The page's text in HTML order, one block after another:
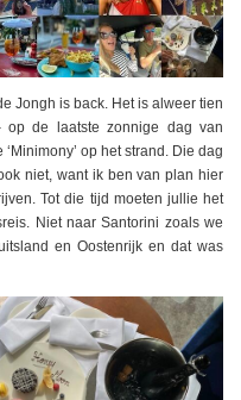
Jongh is back. Het is alweer tien
de laatste zonnige dag van
op het strand. Die dag
niet, want ik ben van plan hier
Tot die tijd moeten jullie het
Niet naar Santorini zoals we
en Oostenrijk en dat was